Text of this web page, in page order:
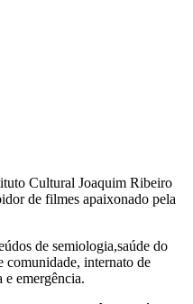
Cultural Joaquim Ribeiro
de filmes apaixonado pela
de semiologia,saúde do
comunidade, internato de
e emergência.